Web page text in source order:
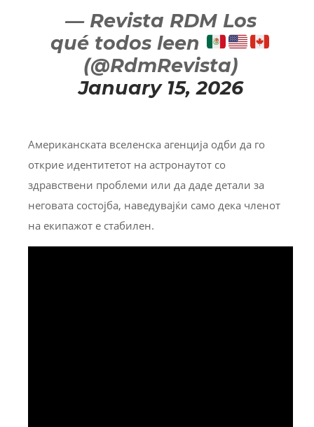
— Revista RDM Los
qué todos leen
(@RdmRevista)
January 15, 2026
Американската вселенска агенција одби да го
открие идентитетот на астронаутот со
здравствени проблеми или да даде детали за
неговата состојба, наведувајќи само дека членот
на екипажот е стабилен.